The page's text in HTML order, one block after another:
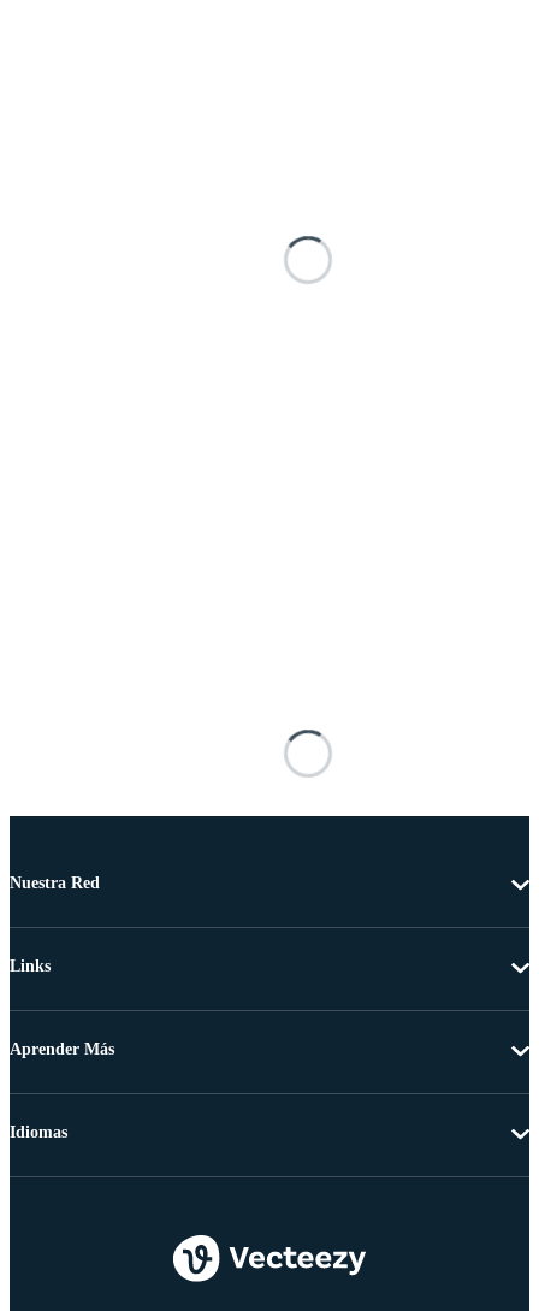
Nuestra Red
Links
Aprender Más
Idiomas